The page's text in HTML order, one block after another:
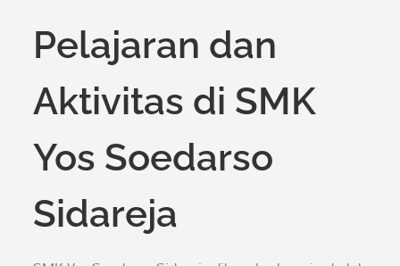
Pelajaran dan
Aktivitas di SMK
Yos Soedarso
Sidareja